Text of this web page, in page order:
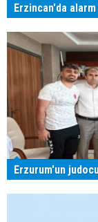
Erzincan'da
Erzurum'un